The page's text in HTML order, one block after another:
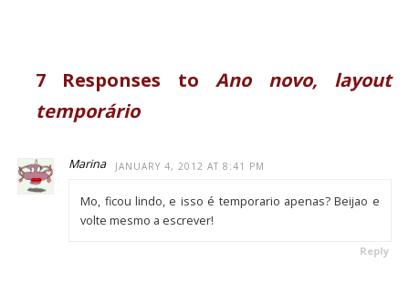
7 Responses toAno novo, layout
temporário
Marina JANUARY 4, 2012 AT 8:41 PM
Mo, ficou lindo, e isso é temporario apenas? Beijao e
volte mesmo a escrever!
Reply